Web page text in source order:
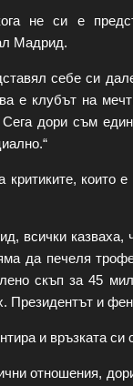
не си е
Мадрид.
себе си
е клубът на
дори съм
критиките, които
всички
да печеля
скъп за 45
Президентът и
и връзката си
отношения,